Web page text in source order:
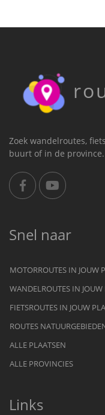
Zoek wandelroutes,
buurt of in de province.
Snel naar
MOTORROUTES IN JOUW
WANDELROUTES IN JOUW
FIETSROUTES IN JOUW
ROUTES
ALLE PLAATSEN
ALLE PROVINCIES
Links